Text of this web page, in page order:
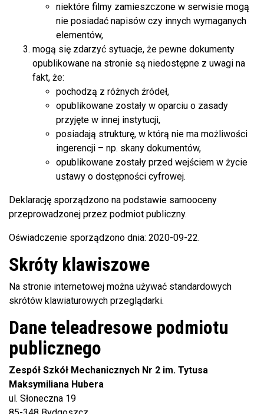
niektóre filmy zamieszczone w serwisie mogą
nie posiadać napisów czy innych wymaganych
elementów,
mogą się zdarzyć sytuacje, że pewne dokumenty
opublikowane na stronie są niedostępne z uwagi na
fakt, że:
pochodzą z różnych źródeł,
opublikowane zostały w oparciu o zasady
przyjęte w innej instytucji,
posiadają strukturę, w którą nie ma możliwości
ingerencji – np. skany dokumentów,
opublikowane zostały przed wejściem w życie
ustawy o dostępności cyfrowej.
Deklarację sporządzono na podstawie samooceny
przeprowadzonej przez podmiot publiczny.
Oświadczenie sporządzono dnia: 2020-09-22.
Skróty klawiszowe
Na stronie internetowej można używać standardowych
skrótów klawiaturowych przeglądarki.
Dane teleadresowe podmiotu
publicznego
Zespół Szkół Mechanicznych Nr 2 im. Tytusa
Maksymiliana Hubera
ul. Słoneczna 19